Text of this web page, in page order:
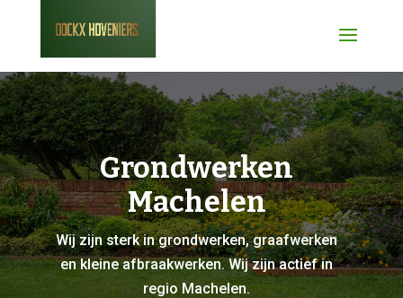
Grondwerken
Machelen
Wij zijn sterk in grondwerken, graafwerken
en kleine afbraakwerken. Wij zijn actief in
regio Machelen.